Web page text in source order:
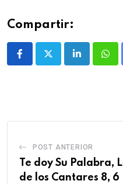
Compartir:
POST ANTERIOR
Te doy Su Palabra,
de los Cantares 8, 6